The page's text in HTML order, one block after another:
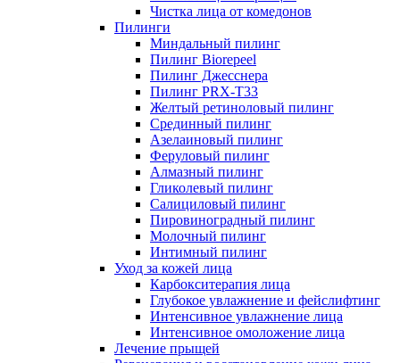
Чистка лица от комедонов
Пилинги
Миндальный пилинг
Пилинг Biorepeel
Пилинг Джесснера
Пилинг PRX-T33
Желтый ретиноловый пилинг
Срединный пилинг
Азелаиновый пилинг
Феруловый пилинг
Алмазный пилинг
Гликолевый пилинг
Салициловый пилинг
Пировиноградный пилинг
Молочный пилинг
Интимный пилинг
Уход за кожей лица
Карбокситерапия лица
Глубокое увлажнение и фейслифтинг
Интенсивное увлажнение лица
Интенсивное омоложение лица
Лечение прыщей